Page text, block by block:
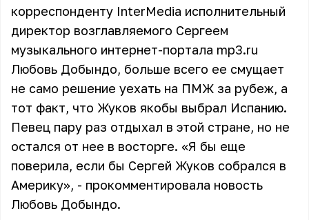
корреспонденту InterMedia исполнительный
директор возглавляемого Сергеем
музыкального интернет-портала mp3.ru
Любовь Добындо, больше всего ее смущает
не само решение уехать на ПМЖ за рубеж, а
тот факт, что Жуков якобы выбрал Испанию.
Певец пару раз отдыхал в этой стране, но не
остался от нее в восторге. «Я бы еще
поверила, если бы Сергей Жуков собрался в
Америку», - прокомментировала новость
Любовь Добындо.